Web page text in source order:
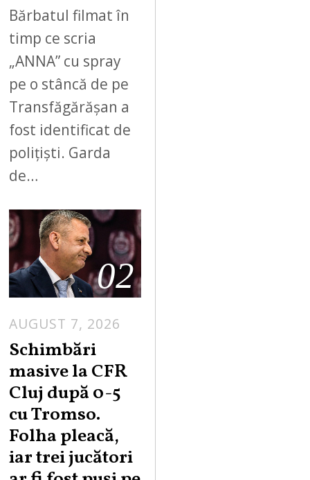
Bărbatul filmat în
timp ce scria
„ANNA” cu spray
pe o stâncă de pe
Transfăgărășan a
fost identificat de
polițiști. Garda
de…
02
AUGUST 7, 2026
Schimbări
masive la CFR
Cluj după 0-5
cu Tromso.
Folha pleacă,
iar trei jucători